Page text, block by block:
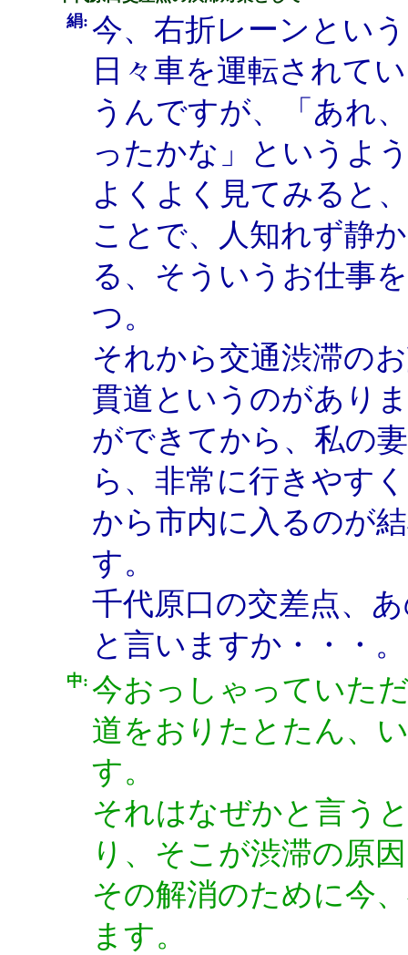
絹: 今、右折レーンとい
日々車を運転されて
うんですが、「あれ
ったかな」というよ
よくよく見てみると
ことで、人知れず静
る、そういうお仕事
つ。
それから交通渋滞の
貫道というのがあり
ができてから、私の
ら、非常に行きやす
から市内に入るのが
す。
千代原口の交差点、
と言いますか・・・。
中: 今おっしゃっていた
道をおりたとたん、
す。
それはなぜかと言う
り、そこが渋滞の原
その解消のために今
ます。